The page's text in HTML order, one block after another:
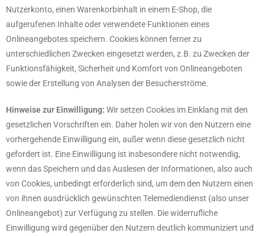
Nutzerkonto, einen Warenkorbinhalt in einem E-Shop, die
aufgerufenen Inhalte oder verwendete Funktionen eines
Onlineangebotes speichern. Cookies können ferner zu
unterschiedlichen Zwecken eingesetzt werden, z.B. zu Zwecken der
Funktionsfähigkeit, Sicherheit und Komfort von Onlineangeboten
sowie der Erstellung von Analysen der Besucherströme.
Hinweise zur Einwilligung: Wir setzen Cookies im Einklang mit den
gesetzlichen Vorschriften ein. Daher holen wir von den Nutzern eine
vorhergehende Einwilligung ein, außer wenn diese gesetzlich nicht
gefordert ist. Eine Einwilligung ist insbesondere nicht notwendig,
wenn das Speichern und das Auslesen der Informationen, also auch
von Cookies, unbedingt erforderlich sind, um dem den Nutzern einen
von ihnen ausdrücklich gewünschten Telemediendienst (also unser
Onlineangebot) zur Verfügung zu stellen. Die widerrufliche
Einwilligung wird gegenüber den Nutzern deutlich kommuniziert und